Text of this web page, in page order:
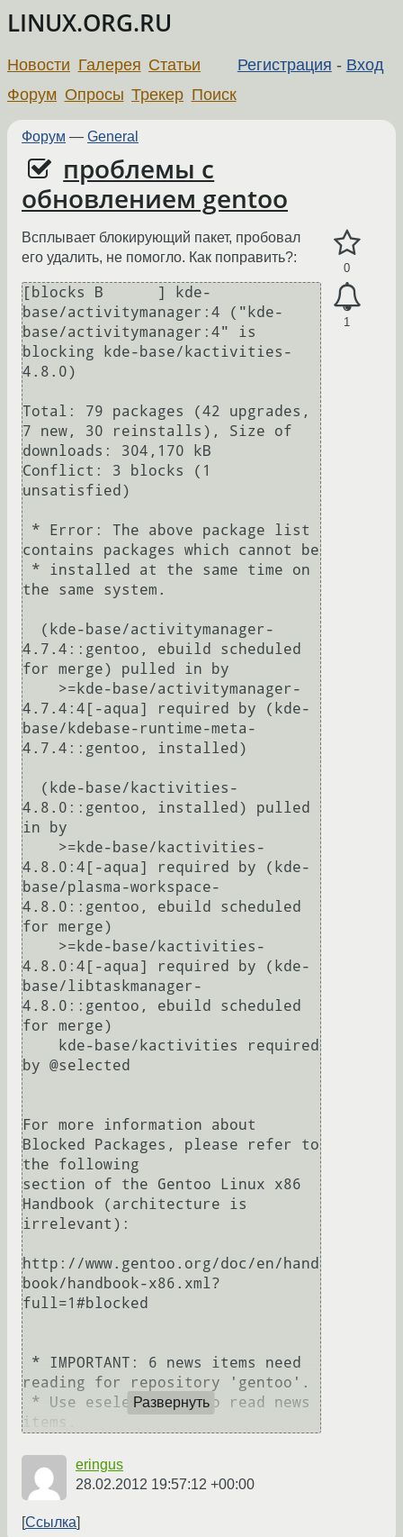
LINUX.ORG.RU
Регистрация - Вход
Новости Галерея Статьи
Форум Опросы Трекер Поиск
Форум — General
проблемы с
обновлением gentoo
0
1
Всплывает блокирующий пакет, пробовал
его удалить, не помогло. Как поправить?:
[blocks B      ] kde-
base/activitymanager:4 ("kde-
base/activitymanager:4" is
blocking kde-base/kactivities-
4.8.0)
Total: 79 packages (42 upgrades,
7 new, 30 reinstalls), Size of
downloads: 304,170 kB
Conflict: 3 blocks (1
unsatisfied)
contains packages which cannot be
the same system.
4.7.4::gentoo, ebuild scheduled
for merge) pulled in by
4.7.4:4[-aqua] required by (kde-
base/kdebase-runtime-meta-
4.7.4::gentoo, installed)
4.8.0::gentoo, installed) pulled
in by
4.8.0:4[-aqua] required by (kde-
base/plasma-workspace-
4.8.0::gentoo, ebuild scheduled
for merge)
4.8.0:4[-aqua] required by (kde-
base/libtaskmanager-
4.8.0::gentoo, ebuild scheduled
for merge)
by @selected
For more information about
Blocked Packages, please refer to
the following
section of the Gentoo Linux x86
Handbook (architecture is
irrelevant):
http://www.gentoo.org/doc/en/hand
book/handbook-x86.xml?
full=1#blocked
reading for repository 'gentoo'.
Развернуть
eringus
28.02.2012 19:57:12 +00:00
Ссылка